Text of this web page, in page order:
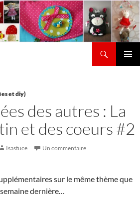
et diy)
des autres : La
et des coeurs #2
Isastuce Un commentaire
sur le même thème que
dernière…